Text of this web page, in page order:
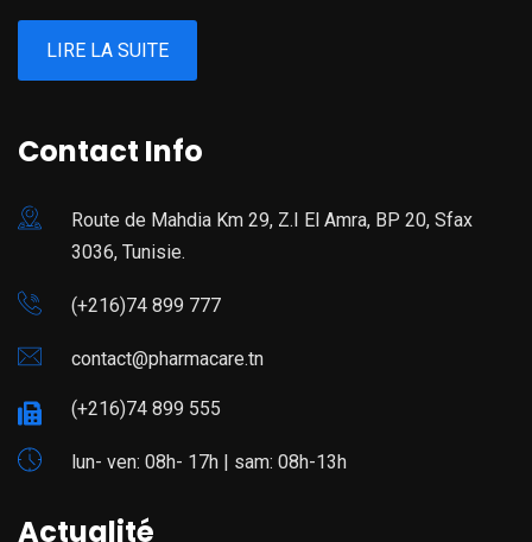
LIRE LA SUITE
Contact Info
Route de Mahdia Km 29, Z.I El Amra, BP 20, Sfax
3036, Tunisie.
(+216)74 899 777
contact@pharmacare.tn
(+216)74 899 555
lun- ven: 08h- 17h | sam: 08h-13h
Actualité